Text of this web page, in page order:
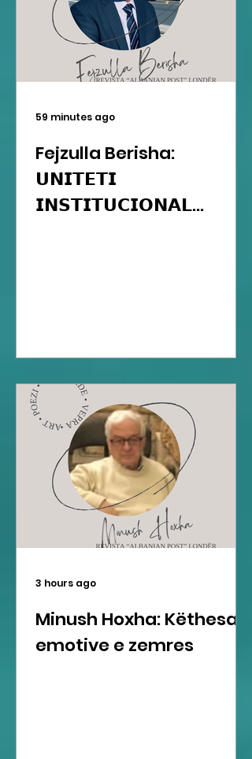
Fejzulla Berisha:
𝗨𝗡𝗜𝗧𝗘𝗧𝗜
𝗜𝗡𝗦𝗧𝗜𝗧𝗨𝗖𝗜𝗢𝗡𝗔𝗟...
59 minutes ago
Minush Hoxha: Këthesa
emotive e zemres
3 hours ago